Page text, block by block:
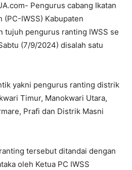
Pengurus cabang Ikatan
(PC-IWSS) Kabupaten
tujuh pengurus ranting IWSS se
(7/9/2024) disalah satu
yakni pengurus ranting distrik
Timur, Manokwari Utara,
Prafi dan Distrik Masni
tersebut ditandai dengan
oleh Ketua PC IWSS